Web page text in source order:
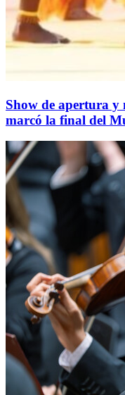
Show de apertura y
marcó la final del